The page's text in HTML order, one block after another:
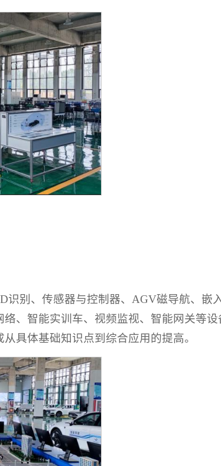
识别、传感器与控制器、AGV磁导航、嵌
、智能实训车、视频监视、智能网关等设
具体基础知识点到综合应用的提高。